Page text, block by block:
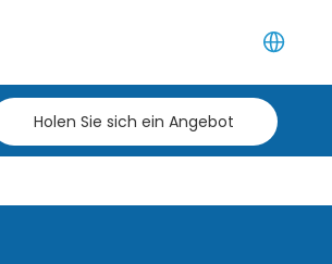
Holen Sie sich ein Angebot